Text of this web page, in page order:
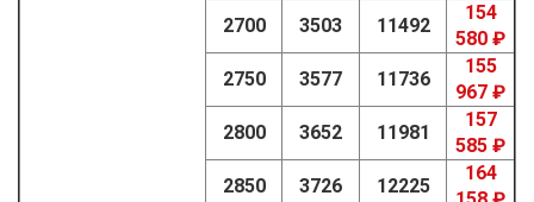
2700
3503 11492
154
580 ₽
2750
3577 11736
155
967 ₽
2800
3652 11981
157
585 ₽
2850
3726 12225
164